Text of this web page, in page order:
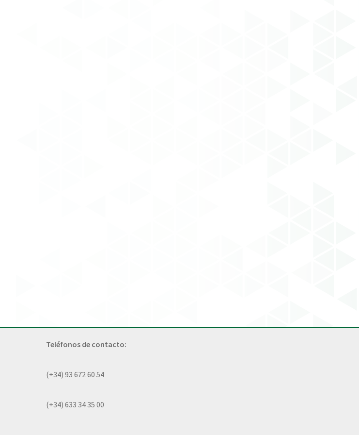
Teléfonos de contacto:
(+34) 93 672 60 54
(+34) 633 34 35 00